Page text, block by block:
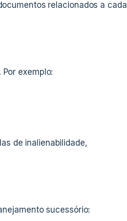
relacionados a cada
exemplo:
de inalienabilidade,
sucessório: